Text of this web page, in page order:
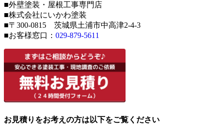
■外壁塗装・屋根工事専門店
■株式会社にいかわ塗装
■〒300-0815 茨城県土浦市中高津2-4-3
■お客様窓口： 029-879-5611
お見積りをお考えの方は以下をご覧ください